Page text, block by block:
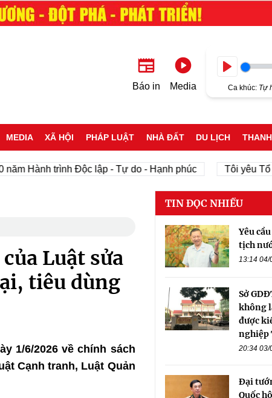
Báo in Media Ca khúc: Tự
MEDIA XÃ HỘI PHÁP LUẬT NHÀ ĐẤT DU LỊCH
trình Độc lập - Tự do - Hạnh phúc Tôi yêu Tổ quốc
Luật sửa
tiêu dùng
1/6/2026 về chính sách
Cạnh tranh, Luật Quản
TIN ĐỌC NHIỀU
Yêu
tịch
13:14 04/
Sở
không
được
nghiệp
20:34 03/
Đại
Quốc